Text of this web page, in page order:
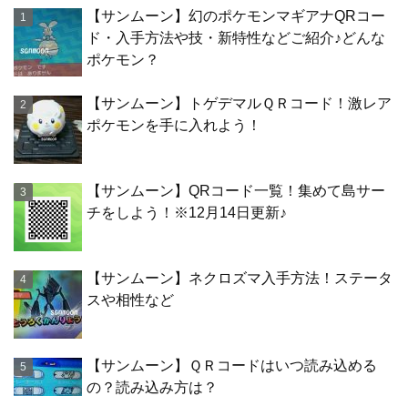
【サンムーン】幻のポケモンマギアナQRコー
ド・入手方法や技・新特性などご紹介♪どんな
ポケモン？
【サンムーン】トゲデマルＱＲコード！激レア
ポケモンを手に入れよう！
【サンムーン】QRコード一覧！集めて島サー
チをしよう！※12月14日更新♪
【サンムーン】ネクロズマ入手方法！ステータ
スや相性など
【サンムーン】ＱＲコードはいつ読み込める
の？読み込み方は？